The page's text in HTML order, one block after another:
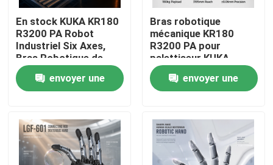
Produits
En stock KUKA KR180
R3200 PA Robot
Industriel Six Axes,
Bras Robotique de
Palettisation et
Manutention avec une
Portée de 3195mm
envoyer une
Bras robotique
mécanique KR180
R3200 PA pour
palettiseur KUKA
Robot, portée
maximale de 3195 mm
envoyer une